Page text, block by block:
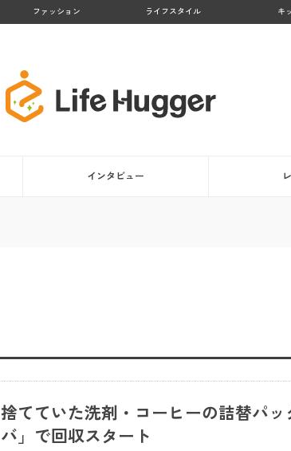
ファッション ライフスタイル キ
インタビュー
捨てていた洗剤・コーヒーの詰替パ
バ」で回収スタート